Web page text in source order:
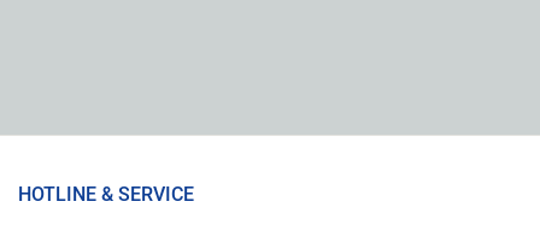
HOTLINE & SERVICE